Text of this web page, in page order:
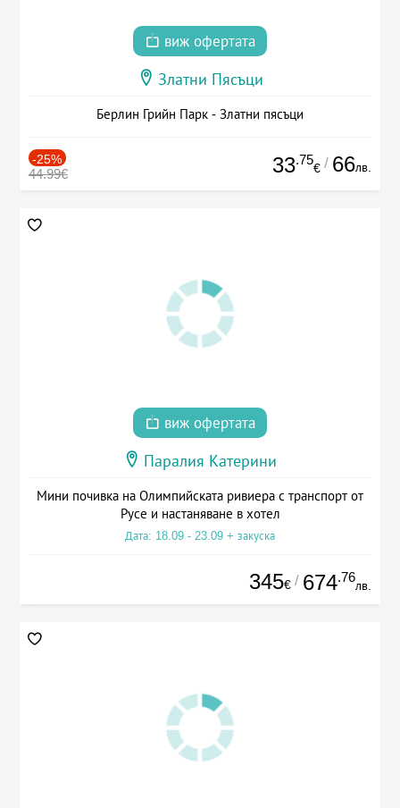
виж офертата
Златни Пясъци
Берлин Грийн Парк - Златни пясъци
-25%
44.99€ 33.75
€ / 66лв.
виж офертата
Паралия Катерини
Мини почивка на Олимпийската ривиера с транспорт от
Русе и настаняване в хотел
Дата: 18.09 - 23.09 + закуска
345€ / 674.76
лв.